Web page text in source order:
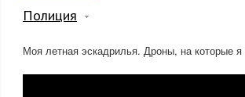
Полиция
Моя летная эскадрилья. Дроны, на которые